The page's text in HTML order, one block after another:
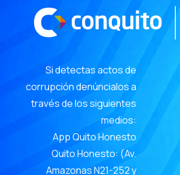
Si detectas actos de
corrupción denúncialos a
través de los siguientes
medios:
App Quito Honesto
Quito Honesto: (Av.
Amazonas N21-252 y